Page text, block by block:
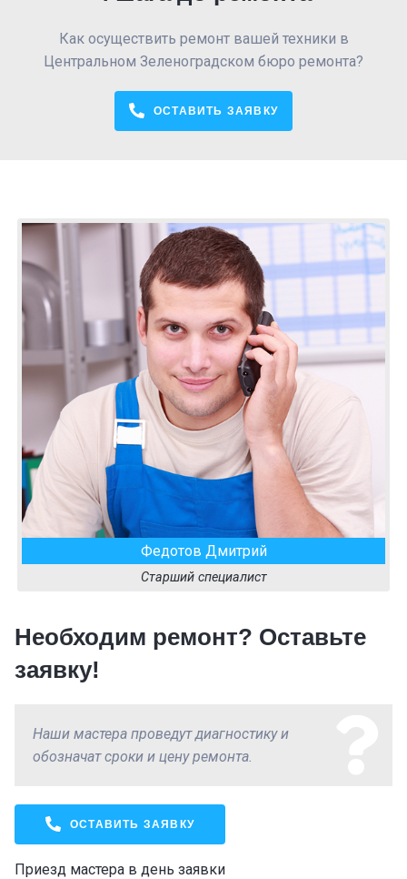
Как осуществить ремонт вашей техники в
Центральном Зеленоградском бюро ремонта?
ОСТАВИТЬ ЗАЯВКУ
Федотов Дмитрий
Старший специалист
Необходим ремонт? Оставьте
заявку!
Наши мастера проведут диагностику и
обозначат сроки и цену ремонта.
ОСТАВИТЬ ЗАЯВКУ
Приезд мастера в день заявки